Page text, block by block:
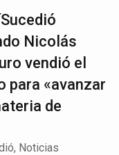
Nicolás
vendió el
para «avanzar
de
, Noticias